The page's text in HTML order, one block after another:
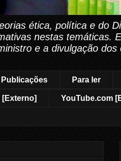
ética, política e do
nestas temáticas.
e a divulgação
Publicações Para ler
[Externo] YouTube.com